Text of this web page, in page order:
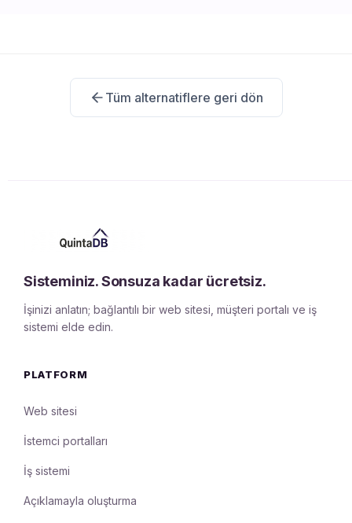
Tüm alternatiflere geri dön
Sisteminiz. Sonsuza kadar ücretsiz.
İşinizi anlatın; bağlantılı bir web sitesi, müşteri portalı ve iş
sistemi elde edin.
PLATFORM
Web sitesi
İstemci portalları
İş sistemi
Açıklamayla oluşturma